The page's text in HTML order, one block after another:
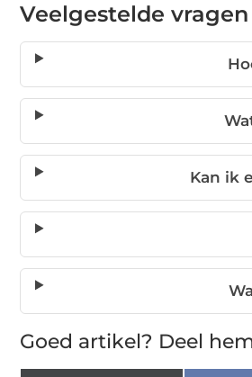
Veelgestelde vragen
Kan ik
Goed artikel? Deel